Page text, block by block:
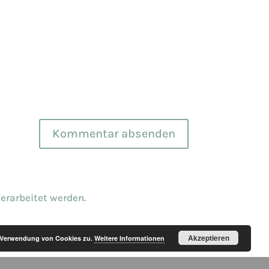
werden.
von Cookies zu.Weitere Informationen Akzeptieren